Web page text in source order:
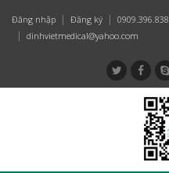
Đăng nhập Đăng ký 0909.396.838
dinhvietmedical@yahoo.com